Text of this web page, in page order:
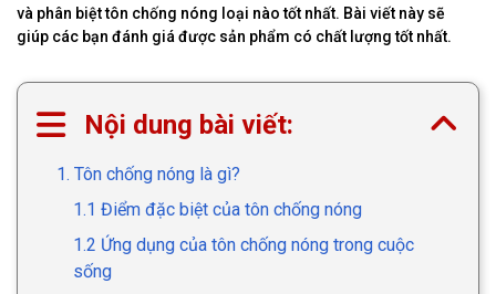
và phân biệt tôn chống nóng loại nào tốt nhất. Bài viết này sẽ
giúp các bạn đánh giá được sản phẩm có chất lượng tốt nhất.
Nội dung bài viết:
1. Tôn chống nóng là gì?
1.1 Điểm đặc biệt của tôn chống nóng
1.2 Ứng dụng của tôn chống nóng trong cuộc
sống